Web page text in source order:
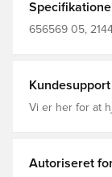
656569 05,
Kundesupport
Vi er her for at
Autoriseret